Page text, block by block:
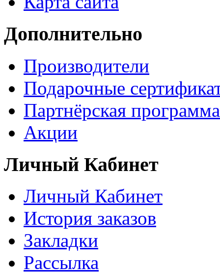
Дополнительно
Производители
Подарочные
Партнёрская программа
Акции
Личный Кабинет
Личный Кабинет
История заказов
Закладки
Рассылка